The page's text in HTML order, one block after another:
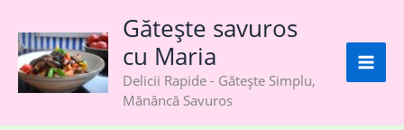
content
Gătește savuros
cu Maria
Delicii Rapide - Gătește Simplu,
Mănâncă Savuros